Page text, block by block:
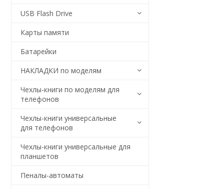
USB Flash Drive
Карты памяти
Батарейки
НАКЛАДКИ по моделям
Чехлы-книги по моделям для
телефонов
Чехлы-книги универсальные
для телефонов
Чехлы-книги универсальные для
планшетов
Пеналы-автоматы